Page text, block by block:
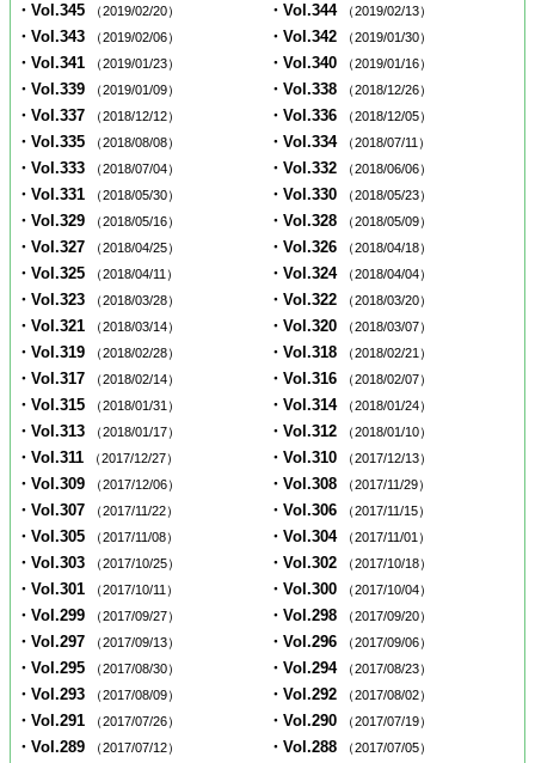
・Vol.345 （2019/02/20） ・Vol.344 （2019/02/13）
・Vol.343 （2019/02/06） ・Vol.342 （2019/01/30）
・Vol.341 （2019/01/23） ・Vol.340 （2019/01/16）
・Vol.339 （2019/01/09） ・Vol.338 （2018/12/26）
・Vol.337 （2018/12/12） ・Vol.336 （2018/12/05）
・Vol.335 （2018/08/08） ・Vol.334 （2018/07/11）
・Vol.333 （2018/07/04） ・Vol.332 （2018/06/06）
・Vol.331 （2018/05/30） ・Vol.330 （2018/05/23）
・Vol.329 （2018/05/16） ・Vol.328 （2018/05/09）
・Vol.327 （2018/04/25） ・Vol.326 （2018/04/18）
・Vol.325 （2018/04/11） ・Vol.324 （2018/04/04）
・Vol.323 （2018/03/28） ・Vol.322 （2018/03/20）
・Vol.321 （2018/03/14） ・Vol.320 （2018/03/07）
・Vol.319 （2018/02/28） ・Vol.318 （2018/02/21）
・Vol.317 （2018/02/14） ・Vol.316 （2018/02/07）
・Vol.315 （2018/01/31） ・Vol.314 （2018/01/24）
・Vol.313 （2018/01/17） ・Vol.312 （2018/01/10）
・Vol.311 （2017/12/27） ・Vol.310 （2017/12/13）
・Vol.309 （2017/12/06） ・Vol.308 （2017/11/29）
・Vol.307 （2017/11/22） ・Vol.306 （2017/11/15）
・Vol.305 （2017/11/08） ・Vol.304 （2017/11/01）
・Vol.303 （2017/10/25） ・Vol.302 （2017/10/18）
・Vol.301 （2017/10/11） ・Vol.300 （2017/10/04）
・Vol.299 （2017/09/27） ・Vol.298 （2017/09/20）
・Vol.297 （2017/09/13） ・Vol.296 （2017/09/06）
・Vol.295 （2017/08/30） ・Vol.294 （2017/08/23）
・Vol.293 （2017/08/09） ・Vol.292 （2017/08/02）
・Vol.291 （2017/07/26） ・Vol.290 （2017/07/19）
・Vol.289 （2017/07/12） ・Vol.288 （2017/07/05）